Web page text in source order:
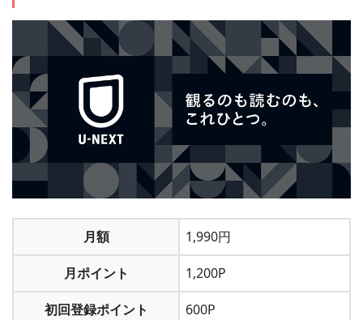
＞＞「コミックシーモア」に会員登録する
メールアドレス、Twitter、LINE ID、グーグルなどから会員登
録できます。
月額メニューに登録する
「コミックシーモア」自体を退会することもでき
ます
「コミックシーモア」は月額メニュー以外は都度課金なの
で、アカウントを削除しなくても勝手にお金が引き落とされ
る心配はありません。
月額 1,990円
月ポイント 1,200P
初回登録ポイント 600P